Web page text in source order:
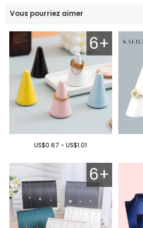
Vous pourriez aimer
6+
US$0.67 - US$1.01
6+